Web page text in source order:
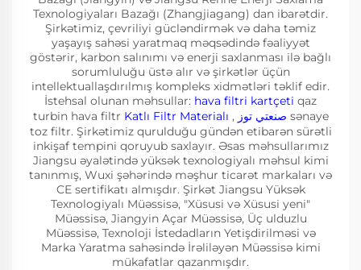
Texnologiyaları Bazağı (Zhangjiagang) dan ibarətdir.
Şirkətimiz, çevriliyi gücləndirmək və daha təmiz
yaşayış sahəsi yaratmaq məqsədində fəaliyyət
göstərir, karbon salınımı və enerji saxlanması ilə bağlı
sorumluluğu üstə alır və şirkətlər üçün
intellektuallaşdırılmış kompleks xidmətləri təklif edir.
İstehsal olunan məhsullar: hava filtri kartçeti qaz
turbin hava filtr Katlı Filtr Materialı ,
sənaye
toz filtr. Şirkətimiz qurulduğu gündən etibarən sürətli
inkişaf tempini qoruyub saxlayır. Əsas məhsullarımız
Jiangsu əyalətində yüksək texnologiyalı məhsul kimi
tanınmış, Wuxi şəhərində məşhur ticarət markaları və
CE sertifikatı almışdır. Şirkət Jiangsu Yüksək
Texnologiyalı Müəssisə, "Xüsusi və Xüsusi yeni"
Müəssisə, Jiangyin Açar Müəssisə, Üç ulduzlu
Müəssisə, Texnoloji İstedadların Yetişdirilməsi və
Marka Yaratma sahəsində İrəliləyən Müəssisə kimi
mükafatlar qazanmışdır.